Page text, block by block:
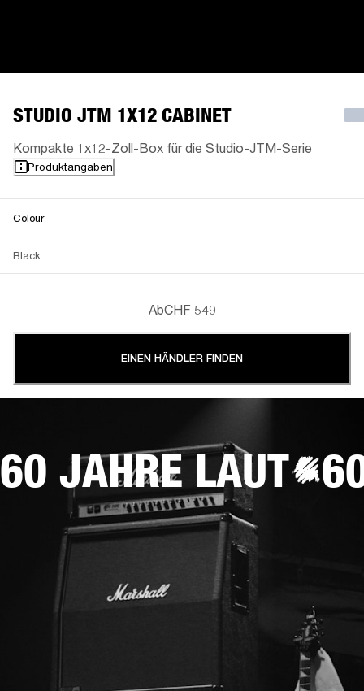
STUDIO JTM 1X12 CABINET
Kompakte 1x12-Zoll-Box für die Studio-JTM-Serie
Produktangaben
Colour
Black
AbCHF 549
EINEN HÄNDLER FINDEN
60 JAHRE LAUT